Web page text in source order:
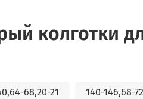
колготки
68,20-21 140-146,68-